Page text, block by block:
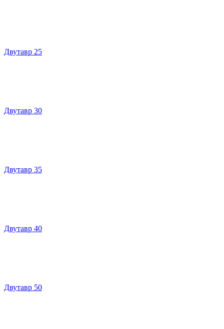
Двутавр 25
Двутавр 30
Двутавр 35
Двутавр 40
Двутавр 50